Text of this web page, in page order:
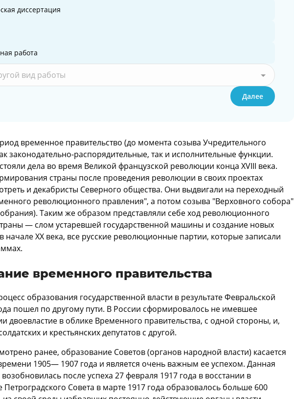
диссертация
работа
вид работы
Далее
временное правительство (до момента созыва Учредительного
законодательно-распорядительные, так и исполнительные функции.
дела во время Великой французской революции конца XVIII века.
страны после проведения революции в своих проектах
и декабристы Северного общества. Они выдвигали на переходный
революционного правления", а потом созыва "Верховного собора"
Таким же образом представляли себе ход революционного
— слом устаревшей государственной машины и создание новых
начале XX века, все русские революционные партии, которые записали
временного правительства
образования государственной власти в результате Февральской
пошел по другому пути. В России сформировалось не имевшее
двоевластие в облике Временного правительства, с одной стороны, и,
и крестьянских депутатов с другой.
ранее, образование Советов (органов народной власти) касается
1905— 1907 года и является очень важным ее успехом. Данная
после успеха 27 февраля 1917 года в восстании в
Совета в марте 1917 года образовалось больше 600